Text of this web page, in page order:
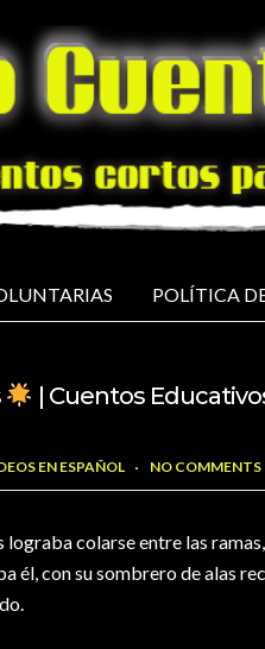
POLÍTICA
| Cuentos
EN ESPAÑOL NO COMMENTS
colarse entre las
él, con su sombrero de alas